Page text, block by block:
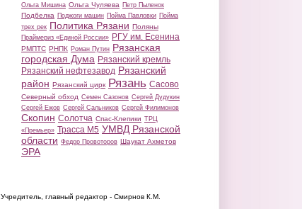
Ольга Мишина Ольга Чуляева Петр Пыленок
Подбелка Поджоги машин Пойма Павловки Пойма
трех рек Политика Рязани Поляны
Праймериз «Единой России» РГУ им. Есенина
РМПТС РНПК Роман Путин Рязанская
городская Дума Рязанский кремль
Рязанский нефтезавод Рязанский
район Рязанский цирк Рязань Сасово
Северный обход Семен Сазонов Сергей Дудукин
Сергей Ежов Сергей Сальников Сергей Филимонов
Скопин Солотча Спас-Клепики ТРЦ
«Премьер» Трасса М5 УМВД Рязанской
области Федор Провоторов Шаукат Ахметов
ЭРА
Учредитель, главный редактор - Смирнов К.М.